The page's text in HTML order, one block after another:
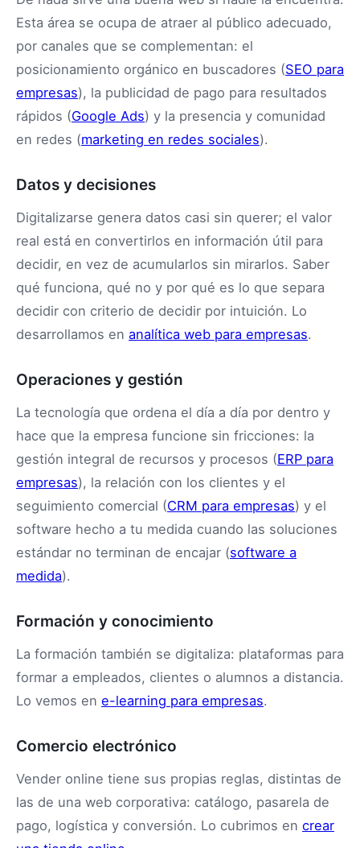
Esta área se ocupa de atraer al público adecuado,
por canales que se complementan: el
posicionamiento orgánico en buscadores (SEO para
empresas), la publicidad de pago para resultados
rápidos (Google Ads) y la presencia y comunidad
en redes (marketing en redes sociales).
Datos y decisiones
Digitalizarse genera datos casi sin querer; el valor
real está en convertirlos en información útil para
decidir, en vez de acumularlos sin mirarlos. Saber
qué funciona, qué no y por qué es lo que separa
decidir con criterio de decidir por intuición. Lo
desarrollamos en analítica web para empresas.
Operaciones y gestión
La tecnología que ordena el día a día por dentro y
hace que la empresa funcione sin fricciones: la
gestión integral de recursos y procesos (ERP para
empresas), la relación con los clientes y el
seguimiento comercial (CRM para empresas) y el
software hecho a tu medida cuando las soluciones
estándar no terminan de encajar (software a
medida).
Formación y conocimiento
La formación también se digitaliza: plataformas para
formar a empleados, clientes o alumnos a distancia.
Lo vemos en e-learning para empresas.
Comercio electrónico
Vender online tiene sus propias reglas, distintas de
las de una web corporativa: catálogo, pasarela de
pago, logística y conversión. Lo cubrimos en crear